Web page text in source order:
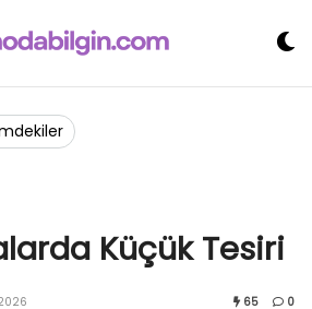
Küçük Tesiri
65 0